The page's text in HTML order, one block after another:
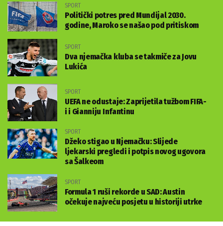
SPORT
Politički potres pred Mundijal 2030.
godine, Maroko se našao pod pritiskom
SPORT
Dva njemačka kluba se takmiče za Jovu
Lukića
SPORT
UEFA ne odustaje: Zaprijetila tužbom FIFA-
i i Gianniju Infantinu
SPORT
Džeko stigao u Njemačku: Slijede
ljekarski pregledi i potpis novog ugovora
sa Šalkeom
SPORT
Formula 1 ruši rekorde u SAD: Austin
očekuje najveću posjetu u historiji utrke